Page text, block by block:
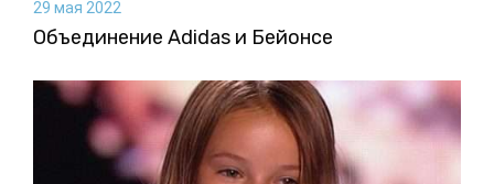
29 мая 2022
Объединение Adidas и Бейонсе